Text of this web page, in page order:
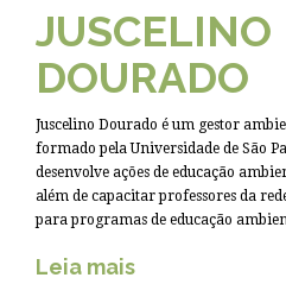
JUSCELINO
DOURADO
Juscelino Dourado é um gestor
formado pela Universidade de São
desenvolve ações de educação
além de capacitar professores da
para programas de educação
Leia mais